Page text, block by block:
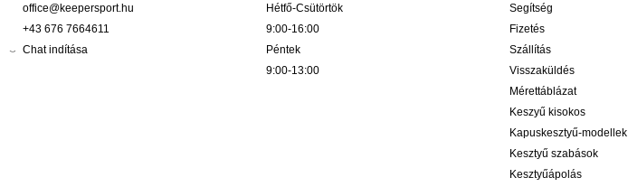
office@keepersport.hu
+43 676 7664611
Chat indítása
Hétfő-Csütörtök
9:00-16:00
Péntek
9:00-13:00
Segítség
Fizetés
Szállítás
Visszaküldés
Mérettáblázat
Keszyű kisokos
Kapuskesztyű-modellek
Kesztyű szabások
Kesztyűápolás